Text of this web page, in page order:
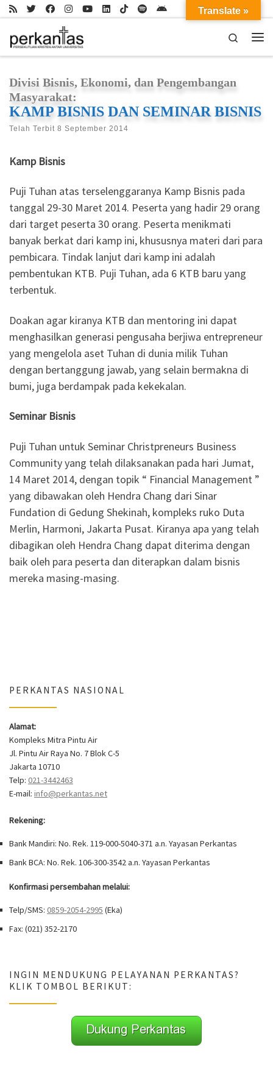
Skip to content
Search
Divisi Bisnis, Ekonomi, dan Pengembangan
Masyarakat:
KAMP BISNIS DAN SEMINAR BISNIS
Telah Terbit 8 September 2014
Kamp Bisnis
Puji Tuhan atas terselenggaranya Kamp Bisnis pada
tanggal 29-30 Maret 2014. Peserta yang hadir 29 orang
dari target peserta 30 orang. Peserta menikmati
banyak berkat dari kamp ini, khususnya materi dari para
pembicara. Tindak lanjut dari kamp ini adalah
pembentukan KTB. Puji Tuhan, ada 6 KTB baru yang
terbentuk.
Doakan agar kiranya KTB dan mentoring ini dapat
menghasilkan generasi pengusaha berjiwa entrepreneur
yang mengelola aset Tuhan di dunia milik Tuhan
dengan bertanggung jawab, yang selain bermakna di
bumi, juga berdampak pada kekekalan.
Seminar Bisnis
Puji Tuhan untuk Seminar Christpreneurs Business
Community yang telah dilaksanakan pada hari Jumat,
14 Maret 2014, dengan topik “ Financial Management ”
yang dibawakan oleh Hendra Chang dari Sinar
Fundation di Gedung Shekinah, kompleks ruko Duta
Merlin, Harmoni, Jakarta Pusat. Kiranya apa yang telah
dibagikan oleh Hendra Chang dapat diterima dengan
baik oleh para peserta dan diterapkan dalam bisnis
mereka masing-masing.
PERKANTAS NASIONAL
Alamat:
Kompleks Mitra Pintu Air
Jl. Pintu Air Raya No. 7 Blok C-5
Jakarta 10710
Telp: 021-3442463
E-mail: info@perkantas.net
Rekening:
Bank Mandiri: No. Rek. 119-000-5040-371 a.n. Yayasan Perkantas
Bank BCA: No. Rek. 106-300-3542 a.n. Yayasan Perkantas
Konfirmasi persembahan melalui:
Telp/SMS: 0859-2054-2995 (Eka)
Fax: (021) 352-2170
INGIN MENDUKUNG PELAYANAN PERKANTAS?
KLIK TOMBOL BERIKUT:
Translate »